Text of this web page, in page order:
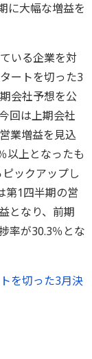
に大幅な増益を
いる企業を対
ートを切った3
会社予想を公
回は上期会社
業増益を見込
以上となったも
ックアップし
第1四半期の営
となり、前期
率が30.3％とな
を切った3月決